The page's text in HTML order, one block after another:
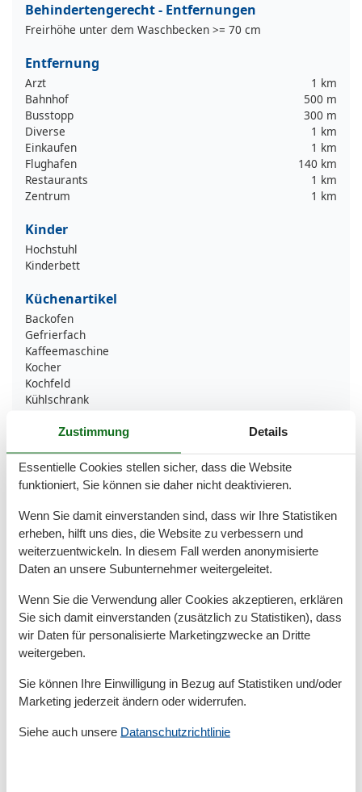
Behindertengerecht - Entfernungen
Freirhöhe unter dem Waschbecken >= 70 cm
Entfernung
Arzt
1 km
Bahnhof
500 m
Busstopp
300 m
Diverse
1 km
Einkaufen
1 km
Flughafen
140 km
Restaurants
1 km
Zentrum
1 km
Kinder
Hochstuhl
Kinderbett
Küchenartikel
Backofen
Gefrierfach
Kaffeemaschine
Kocher
Kochfeld
Kühlschrank
Spülmaschine
Wasserkocher
Strand
Parkeinrichtungen
Erste Hilfe
Internet Zugang
Raumgegenstände
Bettwäsche
DVD
Esstisch
Garderobenständer
Zustimmung Details
Essentielle Cookies stellen sicher, dass die Website
funktioniert, Sie können sie daher nicht deaktivieren.
Wenn Sie damit einverstanden sind, dass wir Ihre Statistiken
erheben, hilft uns dies, die Website zu verbessern und
weiterzuentwickeln. In diesem Fall werden anonymisierte
Daten an unsere Subunternehmer weitergeleitet.
Wenn Sie die Verwendung aller Cookies akzeptieren, erklären
Sie sich damit einverstanden (zusätzlich zu Statistiken), dass
wir Daten für personalisierte Marketingzwecke an Dritte
weitergeben.
Sie können Ihre Einwilligung in Bezug auf Statistiken und/oder
Marketing jederzeit ändern oder widerrufen.
Siehe auch unsere Datanschutzrichtlinie